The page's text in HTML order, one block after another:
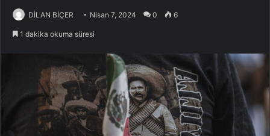
DİLAN BİÇER Nisan 7, 2024 0 6
1 dakika okuma süresi